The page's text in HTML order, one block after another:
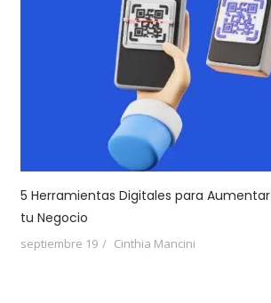
5 Herramientas Digitales para
tu Negocio
septiembre 19 Cinthia Mancini